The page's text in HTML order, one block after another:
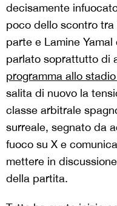
decisamente
poco dello scontro
parte e Lamine Yamal
parlato soprattutto di
programma allo
salita di nuovo la
classe arbitrale
surreale, segnato da
fuoco su X e
mettere in
della partita.